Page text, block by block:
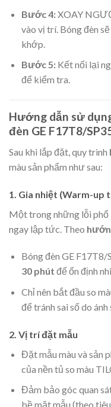
Bước 4:XOAY
vào vị trí. Bóng đèn
khớp.
Bước 5:Kết nối lại
để kiểm tra.
Hướng dẫn sử
đèn GE F17T8/
Sau khi lắp đặt, quy trình
màu sản phẩm như sau:
1. Gia nhiệt (Warm-up
Một trong những lỗi phổ
ngay lập tức. Theo
Bóng đèn GE
30 phút để ổn định
Chỉ nên bắt đầu so
để tránh sai số do
2. Vị trí đặt mẫu
Đặt mẫu màu và sản
của nền tủ so màu
Đảm bảo góc quan
bề mặt mẫu (theo